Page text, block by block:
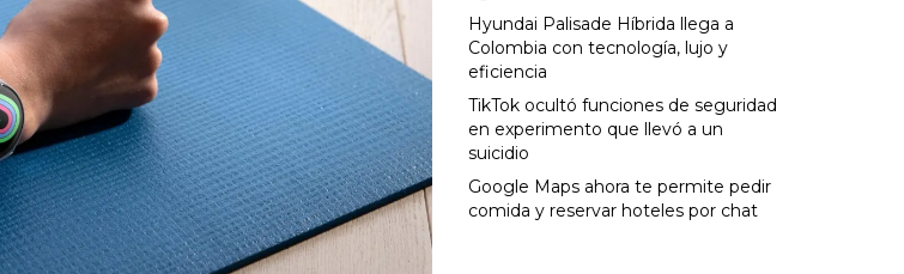
Hyundai Palisade Híbrida llega a
Colombia con tecnología, lujo y
eficiencia
TikTok ocultó funciones de seguridad
en experimento que llevó a un
suicidio
Google Maps ahora te permite pedir
comida y reservar hoteles por chat